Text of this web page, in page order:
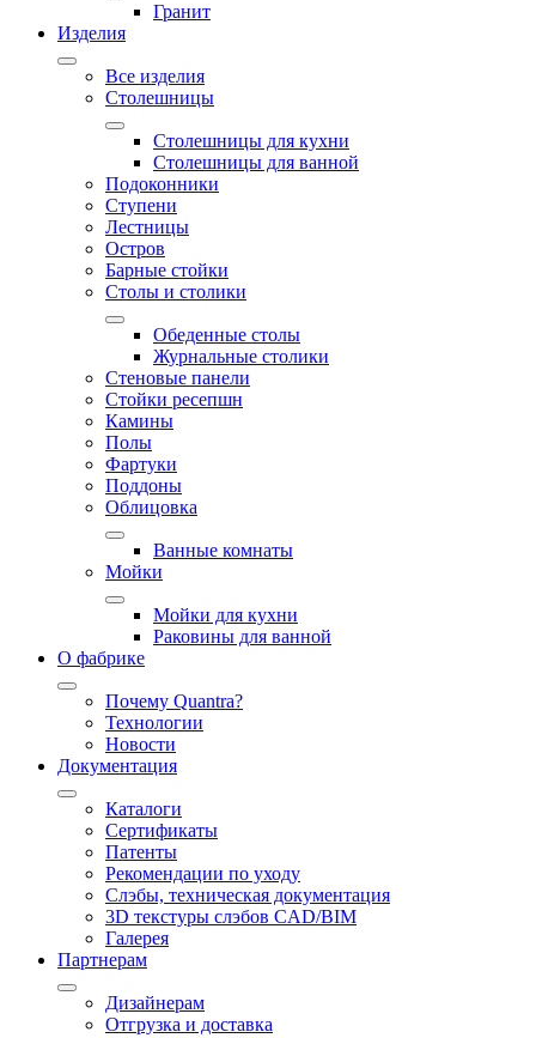
Гранит
Изделия
Все изделия
Столешницы
Столешницы для кухни
Столешницы для ванной
Подоконники
Ступени
Лестницы
Остров
Барные стойки
Столы и столики
Обеденные столы
Журнальные столики
Стеновые панели
Стойки ресепшн
Камины
Полы
Фартуки
Поддоны
Облицовка
Ванные комнаты
Мойки
Мойки для кухни
Раковины для ванной
О фабрике
Почему Quantra?
Технологии
Новости
Документация
Каталоги
Сертификаты
Патенты
Рекомендации по уходу
Слэбы, техническая документация
3D текстуры слэбов CAD/BIM
Галерея
Партнерам
Дизайнерам
Отгрузка и доставка